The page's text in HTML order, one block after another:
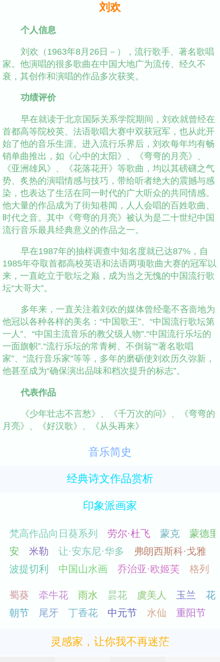
刘欢
个人信息
刘欢（1963年8月26日－），流行歌手、著名歌唱
家。他演唱的很多歌曲在中国大地广为流传、经久不
衰，其创作和演唱的作品多次获奖。
功绩评价
早在就读于北京国际关系学院期间，刘欢就曾经在
首都高等院校英、法语歌唱大赛中双获冠军，也从此开
始了他的音乐生涯。进入流行乐界后，刘欢每年均有畅
销单曲推出，如《心中的太阳》、《弯弯的月亮》、
《亚洲雄风》、《花落花开》等歌曲，均以其磅礴之气
势、炙热的演唱情感与技巧，带给听者绝大的震撼与感
染，也表达了生活在同一时代的广大听众的共同情感。
他大量的作品成为了街知巷闻，人人会唱的百姓歌曲、
时代之音。其中《弯弯的月亮》被认为是二十世纪中国
流行音乐最具经典意义的作品之一。
早在1987年的抽样调查中知名度就已达87%，自
1985年夺取首都高校英语和法语两项歌曲大赛的冠军以
来，一直屹立于歌坛之巅，成为当之无愧的中国流行歌
坛“大哥大”。
多年来，一直关注着刘欢的媒体曾经毫不吝啬地为
他冠以各种各样的美名：“中国歌王”、“中国流行歌坛第
一人”、“中国主流音乐的教父级人物”.“中国流行乐坛的
一面旗帜”.“流行乐坛的常青树、不倒翁”“著名歌唱
家”、“流行音乐家”等等，多年的磨砺使刘欢历久弥新，
他甚至成为“确保演出品味和档次提升的标志”。
代表作品
《少年壮志不言愁》、《千万次的问》、《弯弯的
月亮》、《好汉歌》、《从头再来》
音乐简史
经典诗文作品赏析
印象派画家
灵感家，让你我不再迷茫